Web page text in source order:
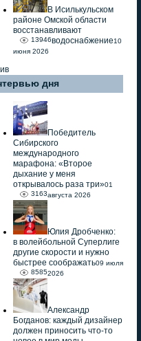
В Исилькульском
районе Омской области
восстанавливают
водоснабжение
13946
10
июня 2026
дня
Победитель
Сибирского
международного
марафона: «Второе
дыхание у меня
открывалось раза три»
3163
01
августа 2026
Юлия Дробченко:
в волейбольной Суперлиге
другие скорости и нужно
быстрее соображать
8585
09 июля
2026
Александр
Богданов: каждый дизайнер
должен приносить что-то